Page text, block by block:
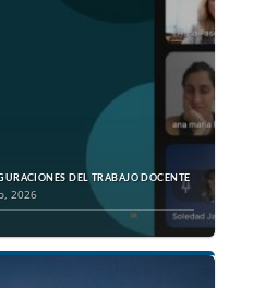
DEL TRABAJO DOCENTE
2026